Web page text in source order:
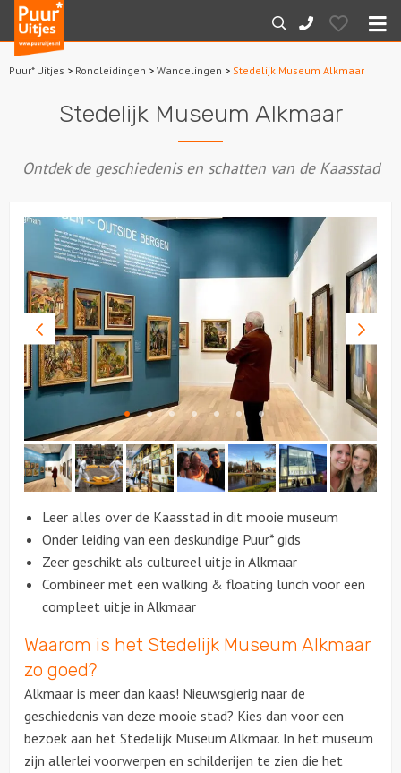
Puur*
Uitjes
Zoeken
088-
7887000
Hearts
Dagarrangementen
Avondarrangementen
Varen
Losse boothuur
Sport en spel
Citygames
Quizzen en spellen
Speurtochten
Sportieve activiteiten
Creatieve workshops
Culinaire workshops
Puur* Uitjes > Rondleidingen > Wandelingen > Stedelijk Museum Alkmaar
Stedelijk Museum Alkmaar
Ontdek de geschiedenis en schatten van de Kaasstad
Vorige
foto
foto
Leer alles over de Kaasstad in dit mooie museum
Onder leiding van een deskundige Puur* gids
Zeer geschikt als cultureel uitje in Alkmaar
Combineer met een walking & floating lunch voor een
compleet uitje in Alkmaar
Waarom is het Stedelijk Museum Alkmaar
zo goed?
Alkmaar is meer dan kaas! Nieuwsgierig naar de
geschiedenis van deze mooie stad? Kies dan voor een
bezoek aan het Stedelijk Museum Alkmaar. In het museum
zijn allerlei voorwerpen en schilderijen te zien die het